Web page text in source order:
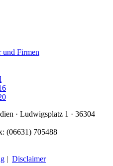
und Firmen
· Ludwigsplatz 1 · 36304
(06631) 705488
| Disclaimer